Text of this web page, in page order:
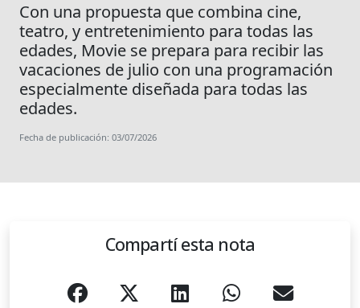
Con una propuesta que combina cine,
teatro, y entretenimiento para todas las
edades, Movie se prepara para recibir las
vacaciones de julio con una programación
especialmente diseñada para todas las
edades.
Fecha de publicación: 03/07/2026
Compartí esta nota